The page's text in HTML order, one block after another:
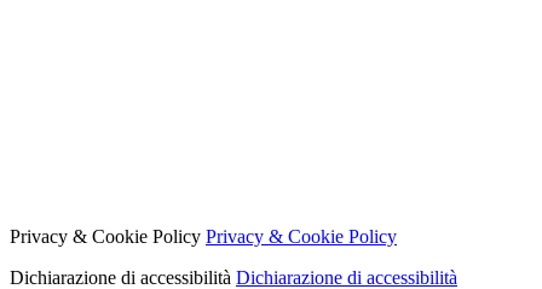
Privacy & Cookie Policy Privacy & Cookie Policy
Dichiarazione di accessibilità Dichiarazione di accessibilità